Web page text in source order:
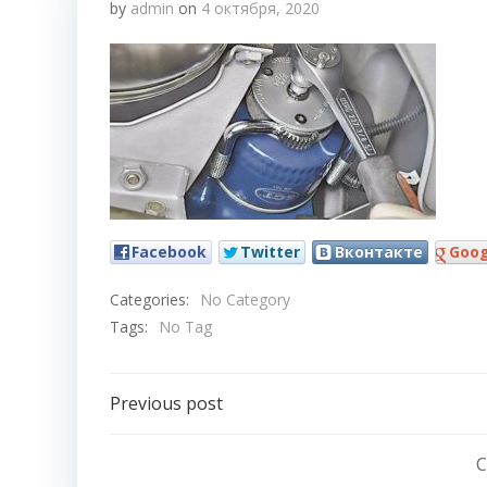
by admin on 4 октября, 2020
Facebook Twitter Вконтакте
Categories:
No Category
Tags:
No Tag
Навигация
Previous post